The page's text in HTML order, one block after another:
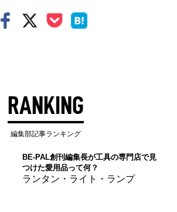
RANKING
編集部記事ランキング
BE-PAL創刊編集長が工具の専門店で見
つけた愛用品って何？
ランタン・ライト・ランプ